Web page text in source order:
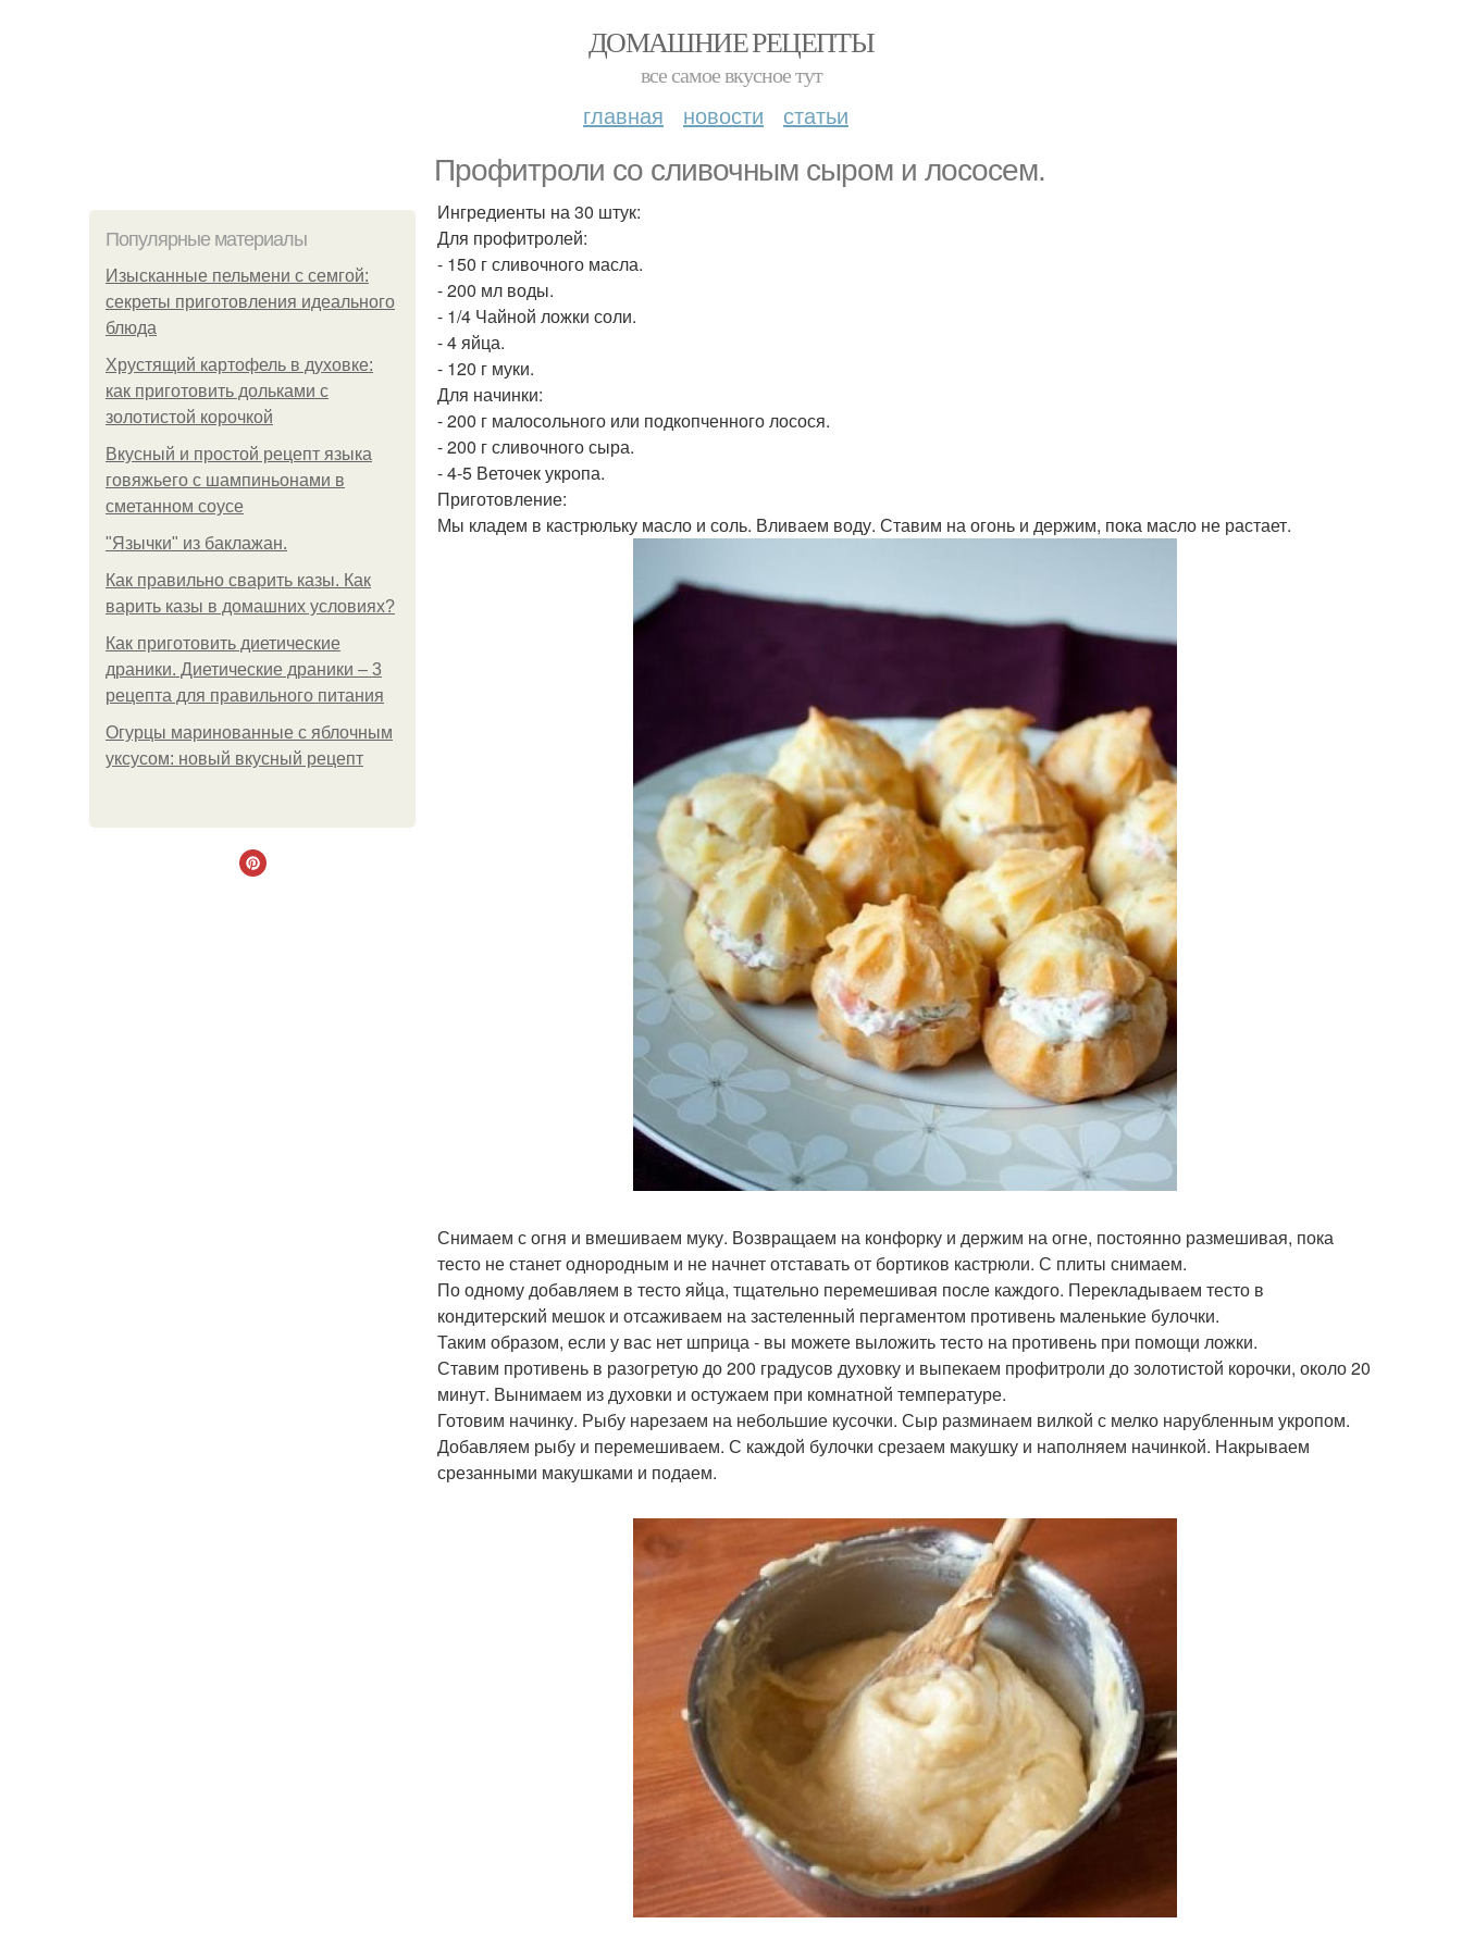
ДОМАШНИЕ РЕЦЕПТЫ
все самое вкусное тут
главная новости статьи
Профитроли со сливочным сыром и лососем.
Популярные материалы
Изысканные пельмени с семгой:
секреты приготовления идеального
блюда
Хрустящий картофель в духовке:
как приготовить дольками с
золотистой корочкой
Вкусный и простой рецепт языка
говяжьего с шампиньонами в
сметанном соусе
"Язычки" из баклажан.
Как правильно сварить казы. Как
варить казы в домашних условиях?
Как приготовить диетические
драники. Диетические драники – 3
рецепта для правильного питания
Огурцы маринованные с яблочным
уксусом: новый вкусный рецепт
Ингредиенты на 30 штук:
Для профитролей:
- 150 г сливочного масла.
- 200 мл воды.
- 1/4 Чайной ложки соли.
- 4 яйца.
- 120 г муки.
Для начинки:
- 200 г малосольного или подкопченного лосося.
- 200 г сливочного сыра.
- 4-5 Веточек укропа.
Приготовление:
Мы кладем в кастрюльку масло и соль. Вливаем воду. Ставим на огонь и держим, пока масло не растает.
Снимаем с огня и вмешиваем муку. Возвращаем на конфорку и держим на огне, постоянно размешивая, пока
тесто не станет однородным и не начнет отставать от бортиков кастрюли. С плиты снимаем.
По одному добавляем в тесто яйца, тщательно перемешивая после каждого. Перекладываем тесто в
кондитерский мешок и отсаживаем на застеленный пергаментом противень маленькие булочки.
Таким образом, если у вас нет шприца - вы можете выложить тесто на противень при помощи ложки.
Ставим противень в разогретую до 200 градусов духовку и выпекаем профитроли до золотистой корочки, около 20
минут. Вынимаем из духовки и остужаем при комнатной температуре.
Готовим начинку. Рыбу нарезаем на небольшие кусочки. Сыр разминаем вилкой с мелко нарубленным укропом.
Добавляем рыбу и перемешиваем. С каждой булочки срезаем макушку и наполняем начинкой. Накрываем
срезанными макушками и подаем.